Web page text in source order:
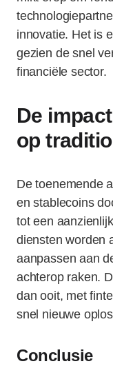
innovatie. Het is
gezien de snel
financiële sector.
De
op
De toenemende
en stablecoins
tot een
diensten worden
aanpassen aan
achterop raken.
dan ooit, met
snel nieuwe
Conclusie